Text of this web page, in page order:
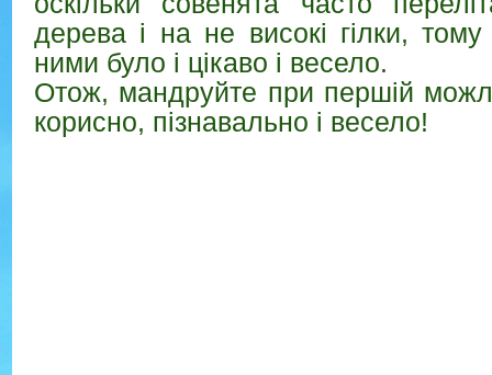
дерева і на не високі гілки, тому
ними було і цікаво і весело.
Отож, мандруйте при першій
корисно, пізнавально і весело!